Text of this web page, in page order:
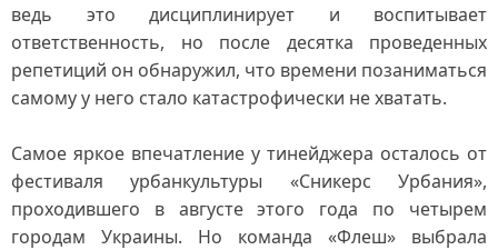
ведь это дисциплинирует и воспитывает
ответственность, но после десятка проведенных
репетиций он обнаружил, что времени позаниматься
самому у него стало катастрофически не хватать.
Самое яркое впечатление у тинейджера осталось от
фестиваля урбанкультуры «Сникерс Урбания»,
проходившего в августе этого года по четырем
городам Украины. Но команда «Флеш» выбрала